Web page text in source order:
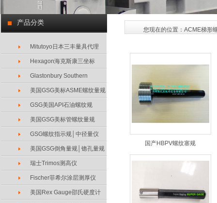
您现在的位置： ACME梯形
产品分类
Mitutoyo日本三丰量具代理
Hexagon海克斯康三坐标
Glastonbury Southern
美国GSG美标ASME螺纹量规
GSG美国API石油螺纹规
美国GSG美标管螺纹量规
GSG螺纹指示规│中径量仪
美国GSG倒角量规│锪孔量规
瑞士Trimos测高仪
Fischer菲希尔涂层测厚仪
美国Rex Gauge邵氏硬度计
国产HBPV螺纹塞规